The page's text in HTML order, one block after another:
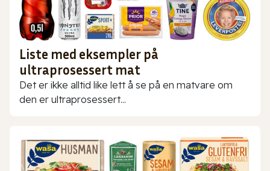
Liste med eksempler på
ultraprosessert mat
Det er ikke alltid like lett å se på en matvare om
den er ultraprosessert...